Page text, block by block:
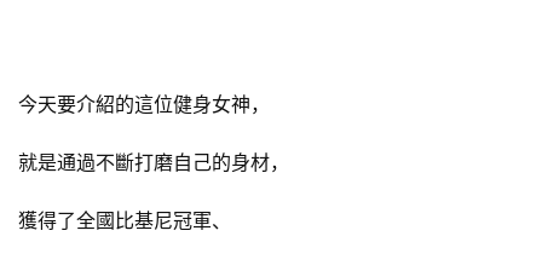
今天要介紹的這位健身女神，
就是通過不斷打磨自己的身材，
獲得了全國比基尼冠軍、